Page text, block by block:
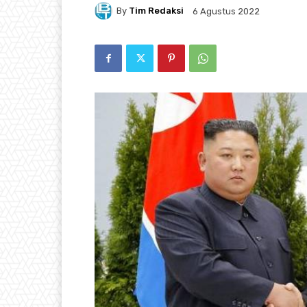
By Tim Redaksi 6 Agustus 2022